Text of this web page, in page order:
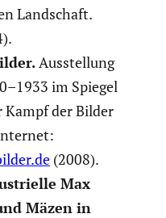
Landschaft.
Ausstel­lung
im Spiegel
Kampf der Bilder
(2008).
Max
Mäzen in